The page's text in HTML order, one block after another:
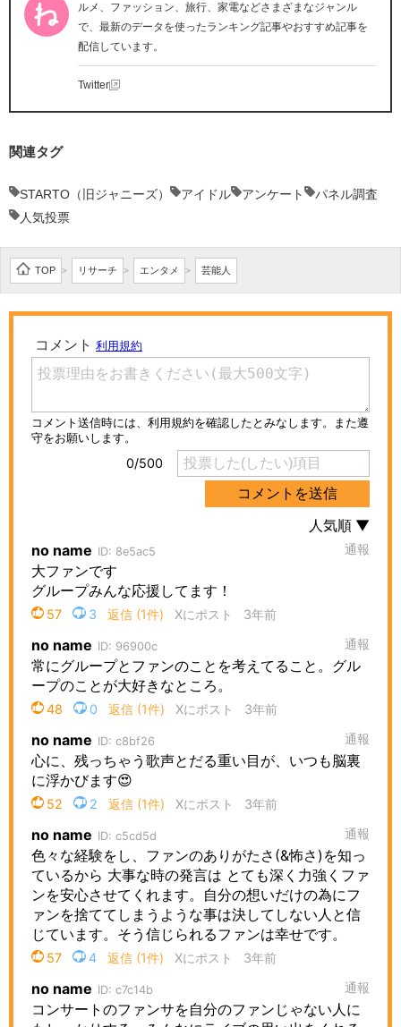
ルメ、ファッション、旅行、家電などさまざまなジャンル
で、最新のデータを使ったランキング記事やおすすめ記事を
配信しています。
Twitter
関連タグ
STARTO（旧ジャニーズ） アイドル アンケート
パネル調査
人気投票
TOP > リサーチ > エンタメ > 芸能人